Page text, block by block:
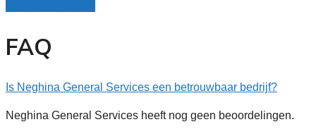
FAQ
Is Neghina General Services een betrouwbaar bedrijf?
Neghina General Services heeft nog geen beoordelingen.